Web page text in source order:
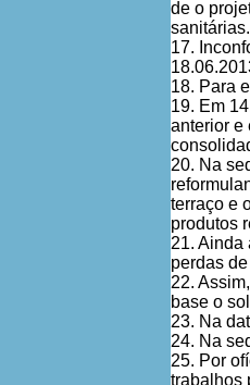
de o
sanitárias.
17.
18. Para
19. Em
anterior e
20. Na
terraço e
produtos
21. Ainda
perdas
22.
base o
23. Na
24. Na
25. Por
trabalhos